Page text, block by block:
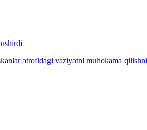
atrofidagi vaziyatni muhokama